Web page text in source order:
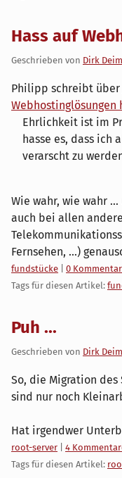
Hass auf
Geschrieben von Dirk
Philipp schreibt über
Webhostinglösungen
Ehrlichkeit ist im
hasse es, dass ich
verarscht zu
Wie wahr, wie wahr
auch bei allen
Fernsehen, ...)
Kategorien:
fundstücke
0
Tags für diesen Artikel:
Puh ...
Geschrieben von Dirk
So, die Migration des
sind nur noch
Hat irgendwer
Kategorien:
root-server
4
Tags für diesen Artikel: